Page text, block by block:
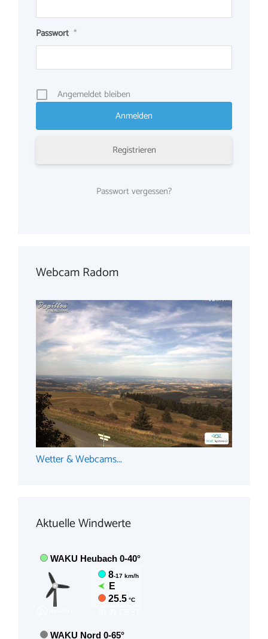
Passwort *
Angemeldet bleiben
Registrieren
Passwort vergessen?
Webcam Radom
Wetter & Webcams...
Aktuelle Windwerte